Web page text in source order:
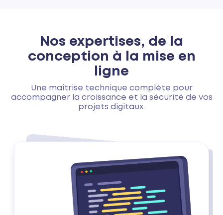
Nos expertises, de la
conception à la mise en
ligne
Une maîtrise technique complète pour
accompagner la croissance et la sécurité de vos
projets digitaux.